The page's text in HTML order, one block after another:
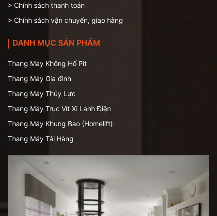
> Chính sách thanh toán
> Chính sách vận chuyển, giao hàng
DANH MỤC SẢN PHẨM
Thang Máy Không Hố Pit
Thang Máy Gia đình
Thang Máy Thủy Lực
Thang Máy Trục Vít Xi Lanh Điện
Thang Máy Khung Bao (Homelift)
Thang Máy Tải Hàng